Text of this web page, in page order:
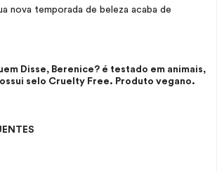
nova temporada de beleza acaba de
Disse, Berenice? é testado em animais,
selo Cruelty Free. Produto vegano.